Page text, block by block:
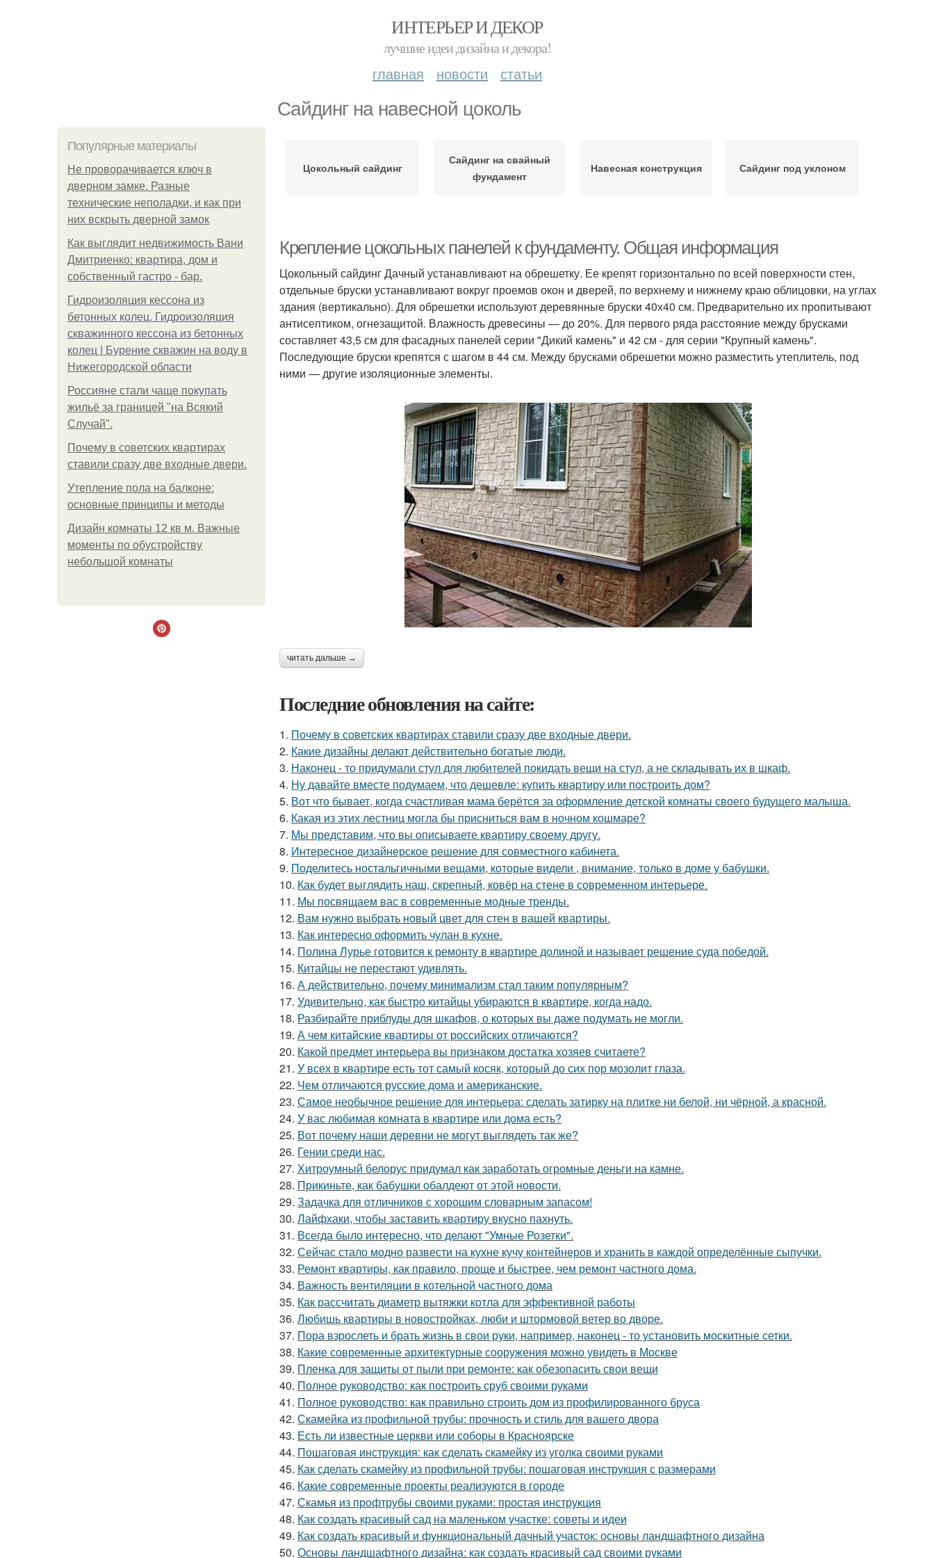
ИНТЕРЬЕР И ДЕКОР
лучшие идеи дизайна и декора!
главная новости статьи
Сайдинг на навесной цоколь
Популярные материалы
Не проворачивается ключ в
дверном замке. Разные
технические неполадки, и как при
них вскрыть дверной замок
Как выглядит недвижимость Вани
Дмитриенко: квартира, дом и
собственный гастро - бар.
Гидроизоляция кессона из
бетонных колец. Гидроизоляция
скважинного кессона из бетонных
колец | Бурение скважин на воду в
Нижегородской области
Россияне стали чаще покупать
жильё за границей "на Всякий
Случай".
Почему в советских квартирах
ставили сразу две входные двери.
Утепление пола на балконе:
основные принципы и методы
Дизайн комнаты 12 кв м. Важные
моменты по обустройству
небольшой комнаты
Цокольный сайдинг
Сайдинг на свайный
фундамент
Навесная конструкция Сайдинг под уклоном
Крепление цокольных панелей к фундаменту. Общая информация
Цокольный сайдинг Дачный устанавливают на обрешетку. Ее крепят горизонтально по всей поверхности стен,
отдельные бруски устанавливают вокруг проемов окон и дверей, по верхнему и нижнему краю облицовки, на углах
здания (вертикально). Для обрешетки используют деревянные бруски 40х40 см. Предварительно их пропитывают
антисептиком, огнезащитой. Влажность древесины — до 20%. Для первого ряда расстояние между брусками
составляет 43,5 см для фасадных панелей серии "Дикий камень" и 42 см - для серии "Крупный камень".
Последующие бруски крепятся с шагом в 44 см. Между брусками обрешетки можно разместить утеплитель, под
ними — другие изоляционные элементы.
читать дальше →
Последние обновления на сайте:
1. Почему в советских квартирах ставили сразу две входные двери.
2. Какие дизайны делают действительно богатые люди.
3. Наконец - то придумали стул для любителей покидать вещи на стул, а не складывать их в шкаф.
4. Ну давайте вместе подумаем, что дешевле: купить квартиру или построить дом?
5. Вот что бывает, когда счастливая мама берётся за оформление детской комнаты своего будущего малыша.
6. Какая из этих лестниц могла бы присниться вам в ночном кошмаре?
7. Мы представим, что вы описываете квартиру своему другу.
8. Интересное дизайнерское решение для совместного кабинета.
9. Поделитесь ностальгичными вещами, которые видели , внимание, только в доме у бабушки.
10. Как будет выглядить наш, скрепный, ковёр на стене в современном интерьере.
11. Мы посвящаем вас в современные модные тренды.
12. Вам нужно выбрать новый цвет для стен в вашей квартиры.
13. Как интересно оформить чулан в кухне.
14. Полина Лурье готовится к ремонту в квартире долиной и называет решение суда победой.
15. Китайцы не перестают удивлять.
16. А действительно, почему минимализм стал таким популярным?
17. Удивительно, как быстро китайцы убираются в квартире, когда надо.
18. Разбирайте приблуды для шкафов, о которых вы даже подумать не могли.
19. А чем китайские квартиры от российских отличаются?
20. Какой предмет интерьера вы признаком достатка хозяев считаете?
21. У всех в квартире есть тот самый косяк, который до сих пор мозолит глаза.
22. Чем отличаются русские дома и американские.
23. Самое необычное решение для интерьера: сделать затирку на плитке ни белой, ни чёрной, а красной.
24. У вас любимая комната в квартире или дома есть?
25. Вот почему наши деревни не могут выглядеть так же?
26. Гении среди нас.
27. Хитроумный белорус придумал как заработать огромные деньги на камне.
28. Прикиньте, как бабушки обалдеют от этой новости.
29. Задачка для отличников с хорошим словарным запасом!
30. Лайфхаки, чтобы заставить квартиру вкусно пахнуть.
31. Всегда было интересно, что делают "Умные Розетки".
32. Сейчас стало модно развести на кухне кучу контейнеров и хранить в каждой определённые сыпучки.
33. Ремонт квартиры, как правило, проще и быстрее, чем ремонт частного дома.
34. Важность вентиляции в котельной частного дома
35. Как рассчитать диаметр вытяжки котла для эффективной работы
36. Любишь квартиры в новостройках, люби и штормовой ветер во дворе.
37. Пора взрослеть и брать жизнь в свои руки, например, наконец - то установить москитные сетки.
38. Какие современные архитектурные сооружения можно увидеть в Москве
39. Пленка для защиты от пыли при ремонте: как обезопасить свои вещи
40. Полное руководство: как построить сруб своими руками
41. Полное руководство: как правильно строить дом из профилированного бруса
42. Скамейка из профильной трубы: прочность и стиль для вашего двора
43. Есть ли известные церкви или соборы в Красноярске
44. Пошаговая инструкция: как сделать скамейку из уголка своими руками
45. Как сделать скамейку из профильной трубы: пошаговая инструкция с размерами
46. Какие современные проекты реализуются в городе
47. Скамья из профтрубы своими руками: простая инструкция
48. Как создать красивый сад на маленьком участке: советы и идеи
49. Как создать красивый и функциональный дачный участок: основы ландшафтного дизайна
50. Основы ландшафтного дизайна: как создать красивый сад своими руками